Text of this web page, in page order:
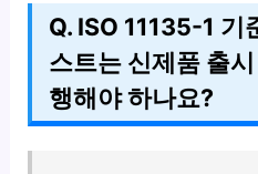
Q. ISO 11135-1 기
스트는 신제품 출
행해야 하나요?